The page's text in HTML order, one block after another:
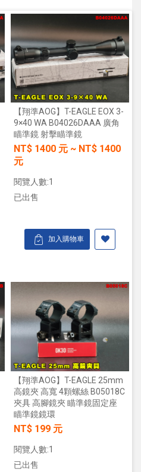
【翔準AOG】T-EAGLE EOX 3-
9×40 WA B04026DAAA 廣角
瞄準鏡 射擊瞄準鏡
NT$ 1400 元 ~ NT$ 1400
元
閱覽人數:1
已出售
加入購物車
【翔準AOG】T-EAGLE 25mm
高鏡夾 高寬 4顆螺絲 B05018C
夾具 高腳鏡夾 瞄準鏡固定座
瞄準鏡鏡環
NT$ 199 元
閱覽人數:1
已出售